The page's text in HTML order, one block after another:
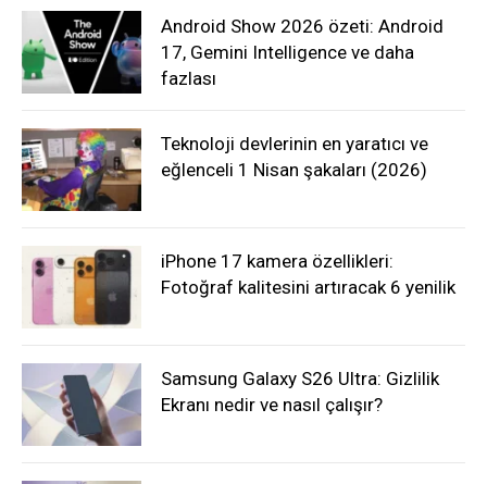
Android Show 2026 özeti: Android
17, Gemini Intelligence ve daha
fazlası
Teknoloji devlerinin en yaratıcı ve
eğlenceli 1 Nisan şakaları (2026)
iPhone 17 kamera özellikleri:
Fotoğraf kalitesini artıracak 6 yenilik
Samsung Galaxy S26 Ultra: Gizlilik
Ekranı nedir ve nasıl çalışır?